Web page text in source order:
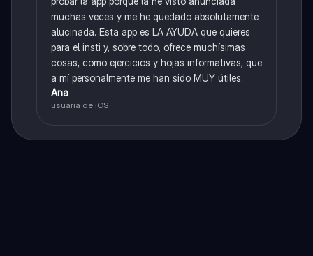
muchas veces y me he quedado absolutamente
alucinada. Esta app es LA AYUDA que quieres
para el insti y, sobre todo, ofrece muchísimas
cosas, como ejercicios y hojas informativas, que
a mí personalmente me han sido MUY útiles.
Ana
usuaria de iOS